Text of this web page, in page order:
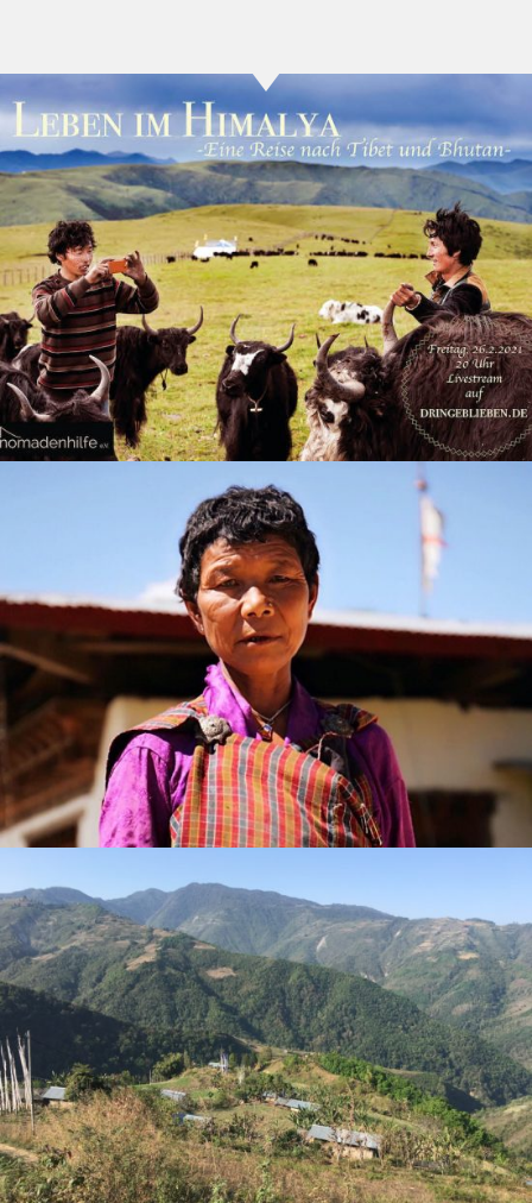
Livestream: Leben im Himalaya – Eine Reise
nach Tibet und Bhutan
Uncategorized
Spenden-Verdoppelungsaktion im Dezember
Uncategorized
Förderung für die Kardamomfarm
Uncategorized